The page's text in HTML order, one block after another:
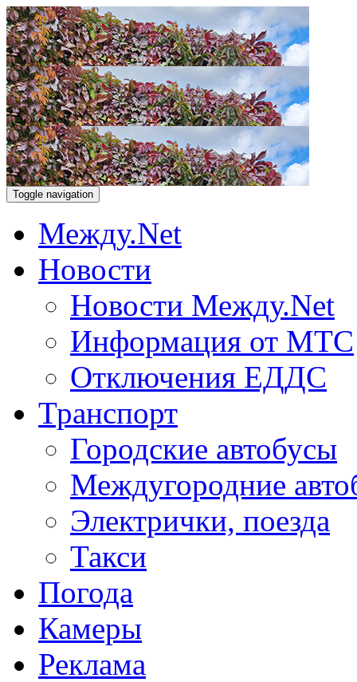
Toggle navigation
Между.Net
Новости
Новости Между.Net
Информация от МТС
Отключения ЕДДС
Транспорт
Городские автобусы
Междугородние
Электрички, поезда
Такси
Погода
Камеры
Реклама